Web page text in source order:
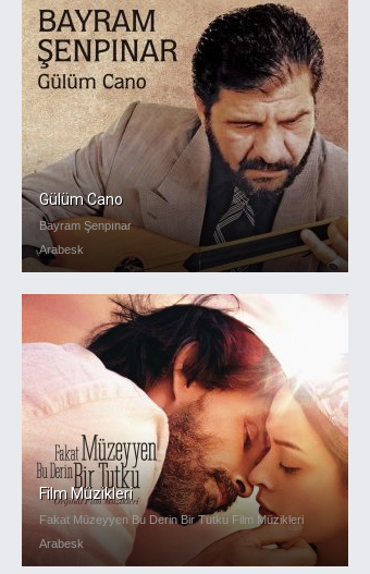
Gülüm Cano
Bayram Şenpınar
Arabesk
Film Müzikleri
Fakat Müzeyyen Bu Derin Bir Tutku Film Müzikleri
Arabesk